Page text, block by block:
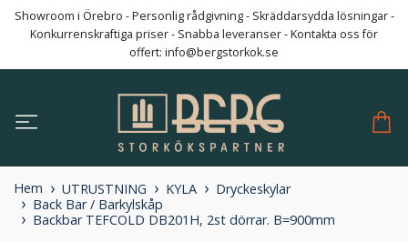
Showroom i Örebro - Personlig rådgivning - Skräddarsydda lösningar -
Konkurrenskraftiga priser - Snabba leveranser - Kontakta oss för
offert: info@bergstorkok.se
Hem UTRUSTNING KYLA
Dryckeskylar
Back Bar / Barkylskåp
Backbar TEFCOLD DB201H, 2st dörrar. B=900mm